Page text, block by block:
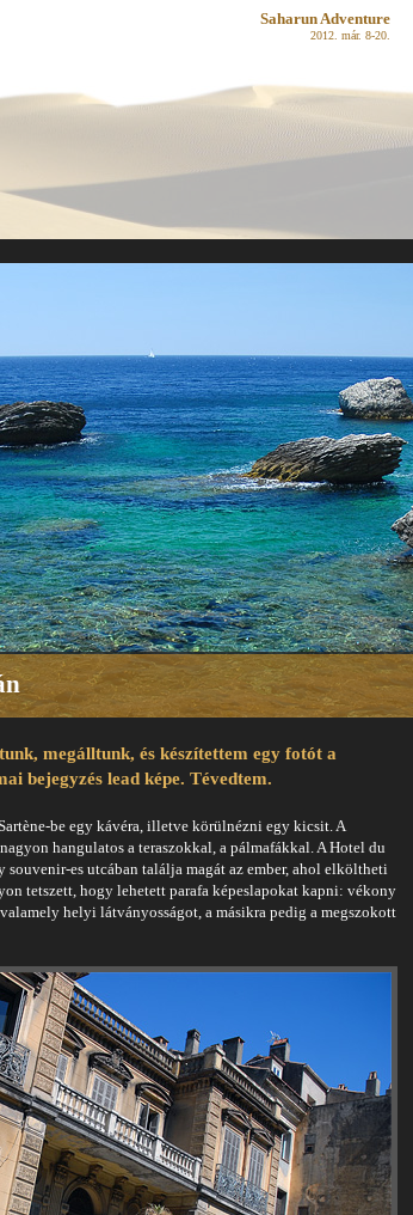
Saharun Adventure
2012. már. 8-20.
megálltunk, és készítettem egy fotót a
bejegyzés lead képe. Tévedtem.
be egy kávéra, illetve körülnézni egy kicsit. A
hangulatos a teraszokkal, a pálmafákkal. A Hotel du
souvenir-es utcában találja magát az ember, ahol elköltheti
tetszett, hogy lehetett parafa képeslapokat kapni: vékony
helyi látványosságot, a másikra pedig a megszokott